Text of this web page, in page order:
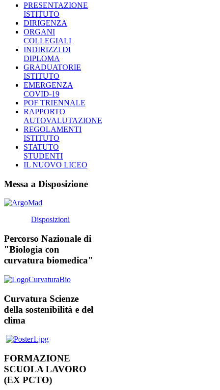
PRESENTAZIONE
ISTITUTO
DIRIGENZA
ORGANI
COLLEGIALI
INDIRIZZI DI
DIPLOMA
GRADUATORIE
ISTITUTO
EMERGENZA
COVID-19
POF TRIENNALE
RAPPORTO
AUTOVALUTAZIONE
REGOLAMENTI
ISTITUTO
STATUTO
STUDENTI
IL NUOVO LICEO
Messa a Disposizione
Disposizioni
Percorso Nazionale di
"Biologia con
curvatura biomedica"
Curvatura Scienze
della sostenibilità e del
clima
FORMAZIONE
SCUOLA LAVORO
(EX PCTO)